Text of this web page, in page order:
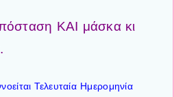
ΚΑΙ μάσκα κι
Τελευταία Ημερομηνία